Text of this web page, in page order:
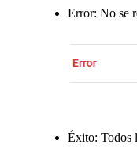
Error: No se
Éxito: Todos